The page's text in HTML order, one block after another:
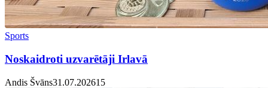
Sports
Noskaidroti uzvarētāji Irlavā
Andis Švāns31.07.20261 5